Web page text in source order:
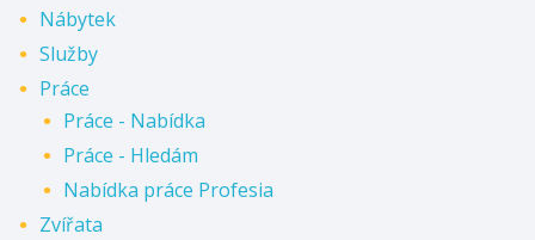
Nábytek
Služby
Práce
Práce - Nabídka
Práce - Hledám
Nabídka práce Profesia
Zvířata